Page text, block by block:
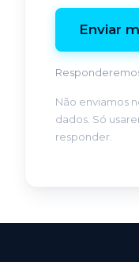
Enviar
Não enviamos
dados. Só
responder.